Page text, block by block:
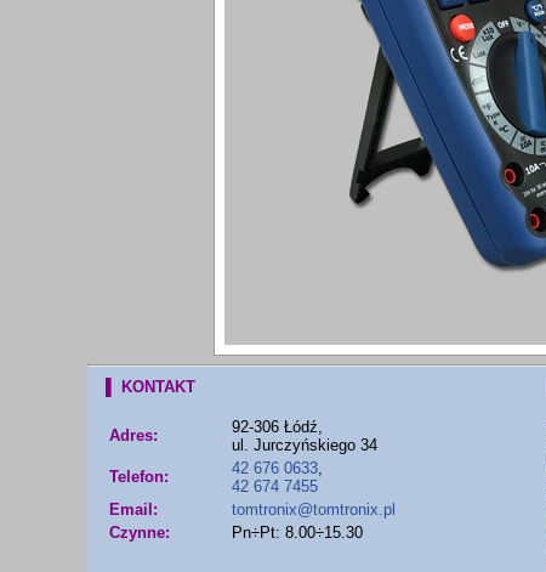
▌ KONTAKT
Adres:
92-306 Łódź,
ul. Jurczyńskiego 34
Telefon:
42 676 0633,
42 674 7455
Email:
tomtronix@tomtronix.pl
Czynne:
Pn÷Pt: 8.00÷15.30